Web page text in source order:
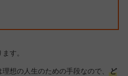
す。
想の人生のための手段なので、
ど